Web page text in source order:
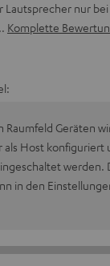
Lautsprecher nur
Komplette
Raumfeld Geräten
als Host konfiguriert
werden.
in den